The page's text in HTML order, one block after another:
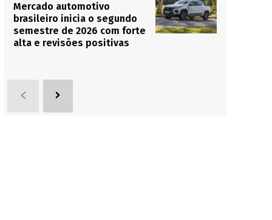
Mercado automotivo
brasileiro inicia o segundo
semestre de 2026 com forte
alta e revisões positivas